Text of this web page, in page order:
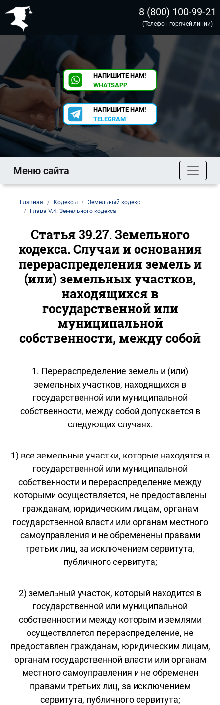
8 (800) 100-99-21
(Телефон горячей линии)
НАПИШИТЕ НАМ!
WHATSAPP
НАПИШИТЕ НАМ!
TELEGRAM
Меню сайта
Главная Кодексы
Земельный кодекс
Глава V.4. Земельного кодекса
Статья 39.27. Земельного
кодекса. Случаи и основания
перераспределения земель и
(или) земельных участков,
находящихся в
государственной или
муниципальной
собственности, между собой
1. Перераспределение земель и (или)
земельных участков, находящихся в
государственной или муниципальной
собственности, между собой допускается в
следующих случаях:
1) все земельные участки, которые находятся в
государственной или муниципальной
собственности и перераспределение между
которыми осуществляется, не предоставлены
гражданам, юридическим лицам, органам
государственной власти или органам местного
самоуправления и не обременены правами
третьих лиц, за исключением сервитута,
публичного сервитута;
2) земельный участок, который находится в
государственной или муниципальной
собственности и между которым и землями
осуществляется перераспределение, не
предоставлен гражданам, юридическим лицам,
органам государственной власти или органам
местного самоуправления и не обременен
правами третьих лиц, за исключением
сервитута, публичного сервитута;